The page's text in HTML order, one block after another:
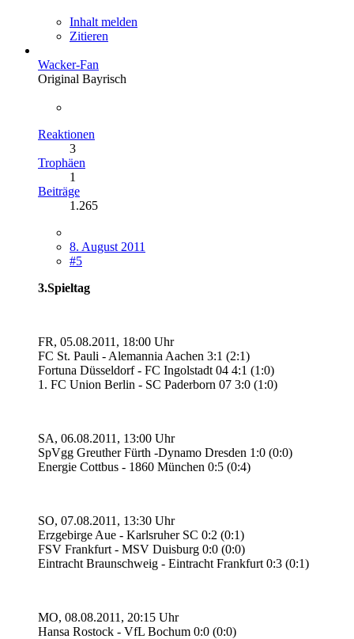
Inhalt melden
Zitieren
Wacker-Fan
Original Bayrisch
Reaktionen
3
Trophäen
1
Beiträge
1.265
8. August 2011
#5
3.Spieltag
FR, 05.08.2011, 18:00 Uhr
FC St. Pauli - Alemannia Aachen 3:1 (2:1)
Fortuna Düsseldorf - FC Ingolstadt 04 4:1 (1:0)
1. FC Union Berlin - SC Paderborn 07 3:0 (1:0)
SA, 06.08.2011, 13:00 Uhr
SpVgg Greuther Fürth -Dynamo Dresden 1:0 (0:0)
Energie Cottbus - 1860 München 0:5 (0:4)
SO, 07.08.2011, 13:30 Uhr
Erzgebirge Aue - Karlsruher SC 0:2 (0:1)
FSV Frankfurt - MSV Duisburg 0:0 (0:0)
Eintracht Braunschweig - Eintracht Frankfurt 0:3 (0:1)
MO, 08.08.2011, 20:15 Uhr
Hansa Rostock - VfL Bochum 0:0 (0:0)